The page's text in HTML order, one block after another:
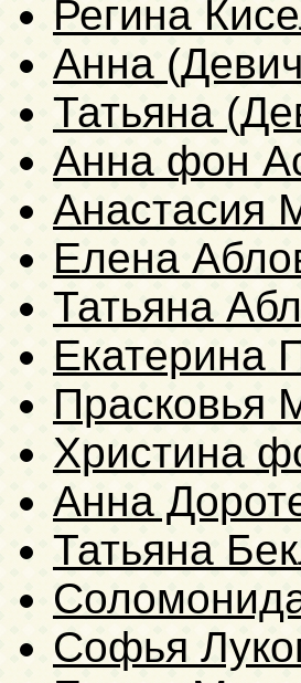
Регина
Анна
Татьяна
Анна фон
Анастасия
Елена
Татьяна
Екатерина
Прасковья
Христина
Анна
Татьяна
Софья